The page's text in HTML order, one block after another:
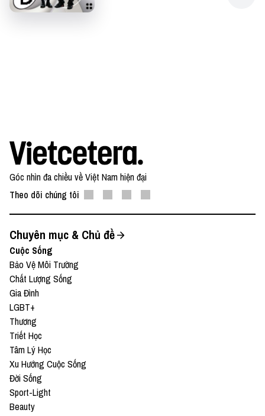
Góc nhìn đa chiều về Việt Nam hiện đại
Theo dõi chúng tôi
Chuyên mục & Chủ đề
Cuộc Sống
Bảo Vệ Môi Trường
Chất Lượng Sống
Gia Đình
LGBT+
Thương
Triết Học
Tâm Lý Học
Xu Hướng Cuộc Sống
Đời Sống
Sport-Light
Beauty